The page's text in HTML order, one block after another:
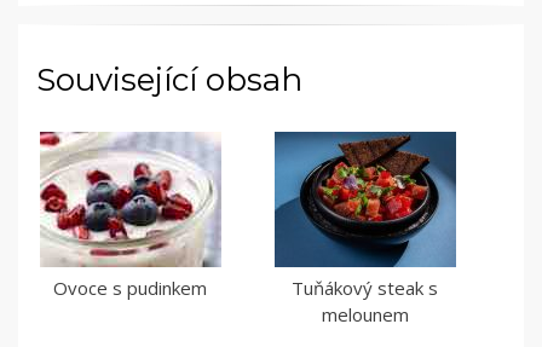
Související obsah
Ovoce s pudinkem
Tuňákový steak s
melounem